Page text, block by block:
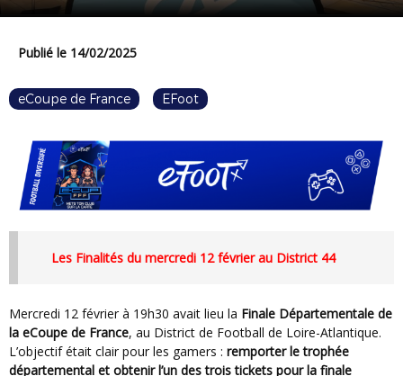
Publié le 14/02/2025
eCoupe de France EFoot
Les Finalités du mercredi 12 février au District 44
Mercredi 12 février à 19h30 avait lieu la Finale Départementale de
la eCoupe de France, au District de Football de Loire-Atlantique.
L’objectif était clair pour les gamers : remporter le trophée
départemental et obtenir l’un des trois tickets pour la finale